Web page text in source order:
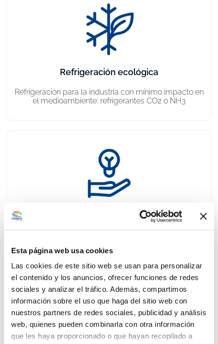
Esta página web usa cookies
Las cookies de este sitio web se usan para personalizar
el contenido y los anuncios, ofrecer funciones de redes
sociales y analizar el tráfico. Además, compartimos
información sobre el uso que haga del sitio web con
nuestros partners de redes sociales, publicidad y análisis
web, quienes pueden combinarla con otra información
que les haya proporcionado o que hayan recopilado a
Refrigeración ecológica
Refrigeración para la industria con mínimo impacto en
el medioambiente: refrigerantes CO2 o NH3
Ahorro energético
eficiencia energética global